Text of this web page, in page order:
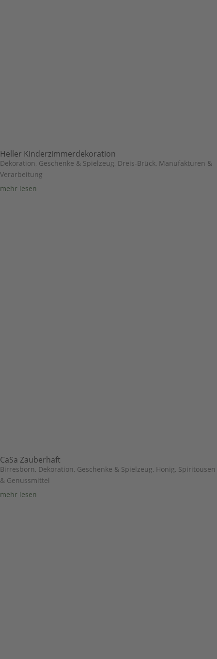
Heller Kinderzimmerdekoration
Dekoration, Geschenke & Spielzeug, Dreis-Brück, Manufakturen &
Verarbeitung
mehr lesen
CaSa Zauberhaft
Birresborn, Dekoration, Geschenke & Spielzeug, Honig, Spiritousen
& Genussmittel
mehr lesen